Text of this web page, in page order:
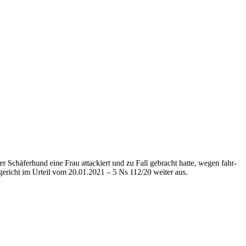
Schä­fer­hund eine Frau at­ta­ckiert und zu Fall ge­bracht hatte, wegen fahr­
im Urteil vom 20.01.2021 – 5 Ns 112/20 weiter aus.